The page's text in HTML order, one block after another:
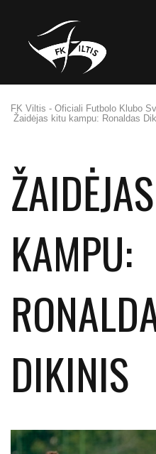
FK Viltis - Oficiali Futbolo Klubo
Žaidėjas kitu kampu: Ronaldas
KAMPU:
DIKINIS